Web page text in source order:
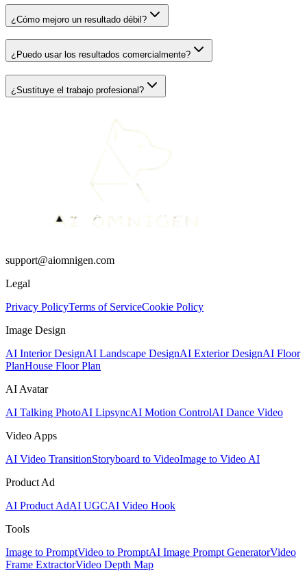
¿Cómo mejoro un resultado débil?
¿Puedo usar los resultados comercialmente?
¿Sustituye el trabajo profesional?
support@aiomnigen.com
Legal
Privacy PolicyTerms of ServiceCookie Policy
Image Design
AI Interior DesignAI Landscape DesignAI Exterior DesignAI Floor
PlanHouse Floor Plan
AI Avatar
AI Talking PhotoAI LipsyncAI Motion ControlAI Dance Video
Video Apps
AI Video TransitionStoryboard to VideoImage to Video AI
Product Ad
AI Product AdAI UGCAI Video Hook
Tools
Image to PromptVideo to PromptAI Image Prompt GeneratorVideo
Frame ExtractorVideo Depth Map